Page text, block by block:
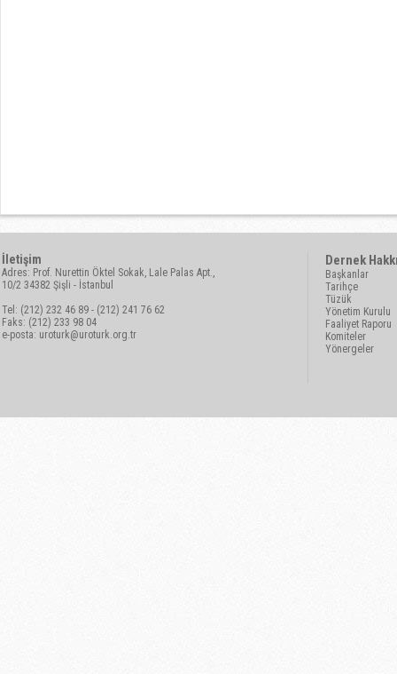
İletişim
Adres: Prof. Nurettin Öktel Sokak, Lale Palas Apt.,
10/2 34382 Şişli - İstanbul
Tel: (212) 232 46 89 - (212) 241 76 62
Faks: (212) 233 98 04
e-posta: uroturk@uroturk.org.tr
Dernek
Başkanlar
Tarihçe
Tüzük
Yönetim Kurulu
Faaliyet Raporu
Komiteler
Yönergeler